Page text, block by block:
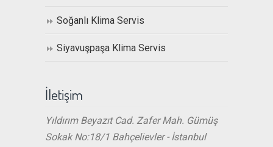
Soğanlı Klima Servis
Siyavuşpaşa Klima Servis
İletişim
Yıldırım Beyazıt Cad. Zafer Mah. Gümüş
Sokak No:18/1 Bahçelievler - İstanbul